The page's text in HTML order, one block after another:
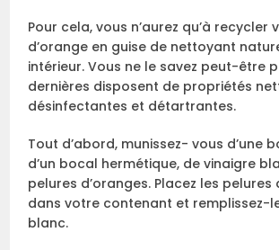
Pour cela, vous n’aurez qu’à recycler
d’orange en guise de nettoyant
intérieur. Vous ne le savez peut-être
dernières disposent de propriétés
désinfectantes et détartrantes.
Tout d’abord, munissez- vous d’une
d’un bocal hermétique, de vinaigre
pelures d’oranges. Placez les pelures
dans votre contenant et remplissez-
blanc.